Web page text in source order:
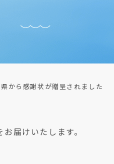
から感謝状が贈呈されました
届けいたします。